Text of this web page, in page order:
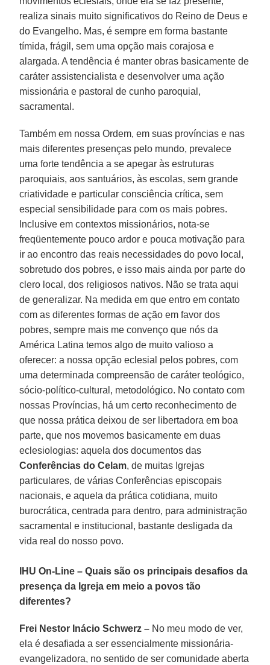
realiza sinais muito significativos do Reino de Deus e
do Evangelho. Mas, é sempre em forma bastante
tímida, frágil, sem uma opção mais corajosa e
alargada. A tendência é manter obras basicamente de
caráter assistencialista e desenvolver uma ação
missionária e pastoral de cunho paroquial,
sacramental.
Também em nossa Ordem, em suas províncias e nas
mais diferentes presenças pelo mundo, prevalece
uma forte tendência a se apegar às estruturas
paroquiais, aos santuários, às escolas, sem grande
criatividade e particular consciência crítica, sem
especial sensibilidade para com os mais pobres.
Inclusive em contextos missionários, nota-se
freqüentemente pouco ardor e pouca motivação para
ir ao encontro das reais necessidades do povo local,
sobretudo dos pobres, e isso mais ainda por parte do
clero local, dos religiosos nativos. Não se trata aqui
de generalizar. Na medida em que entro em contato
com as diferentes formas de ação em favor dos
pobres, sempre mais me convenço que nós da
América Latina temos algo de muito valioso a
oferecer: a nossa opção eclesial pelos pobres, com
uma determinada compreensão de caráter teológico,
sócio-político-cultural, metodológico. No contato com
nossas Províncias, há um certo reconhecimento de
que nossa prática deixou de ser libertadora em boa
parte, que nos movemos basicamente em duas
eclesiologias: aquela dos documentos das
Conferências do Celam, de muitas Igrejas
particulares, de várias Conferências episcopais
nacionais, e aquela da prática cotidiana, muito
burocrática, centrada para dentro, para administração
sacramental e institucional, bastante desligada da
vida real do nosso povo.
IHU On-Line – Quais são os principais desafios da
presença da Igreja em meio a povos tão
diferentes?
Frei Nestor Inácio Schwerz – No meu modo de ver,
ela é desafiada a ser essencialmente missionária-
evangelizadora, no sentido de ser comunidade aberta